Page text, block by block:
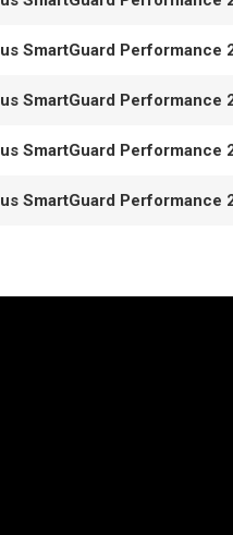
SmartGuard Performance
SmartGuard Performance
SmartGuard Performance
SmartGuard Performance